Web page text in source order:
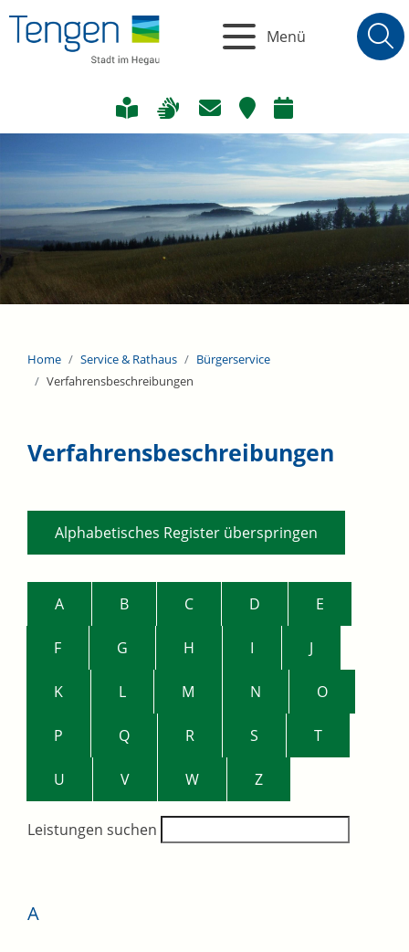
Menü
Home Service & Rathaus
Bürgerservice
Verfahrensbeschreibungen
Verfahrensbeschreibungen
Alphabetisches Register überspringen
A B C D E
F G H I J
K L M N O
P Q R S T
U V W Z
Leistungen suchen
A